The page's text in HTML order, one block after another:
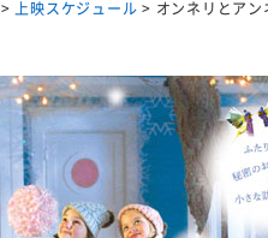
>上映スケジュール > オンネリとアン